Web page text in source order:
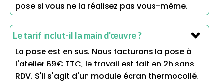
pose si vous ne la réalisez pas vous-même.
Le tarif inclut-il la main d'œuvre ?
La pose est en sus. Nous facturons la pose à
l'atelier 69€ TTC, le travail est fait en 2h sans
RDV. S'il s'agit d'un module écran thermocollé,